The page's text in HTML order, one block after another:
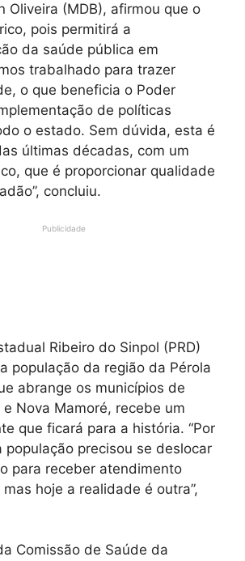
Oliveira (MDB), afirmou que o
pois permitirá a
da saúde pública em
trabalhado para trazer
o que beneficia o Poder
de políticas
o estado. Sem dúvida, esta é
últimas décadas, com um
que é proporcionar qualidade
concluiu.
Publicidade
Ribeiro do Sinpol (PRD)
população da região da Pérola
abrange os municípios de
Nova Mamoré, recebe um
que ficará para a história. “Por
população precisou se deslocar
para receber atendimento
hoje a realidade é outra”,
Comissão de Saúde da